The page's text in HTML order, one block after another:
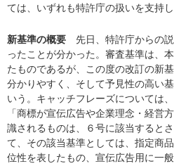
ては、いずれも特許庁の扱いを支持
新基準の概要 先日、特許庁からの
ったことが分かった。審査基準は、
たものであるが、この度の改訂の新
分かりやすく、そして予見性の高い
いう。キャッチフレーズについては
「商標が宣伝広告や企業理念・経営
識されるものは、６号に該当すると
て、その該当基準としては、指定商
位性を表したもの、宣伝広告用に一